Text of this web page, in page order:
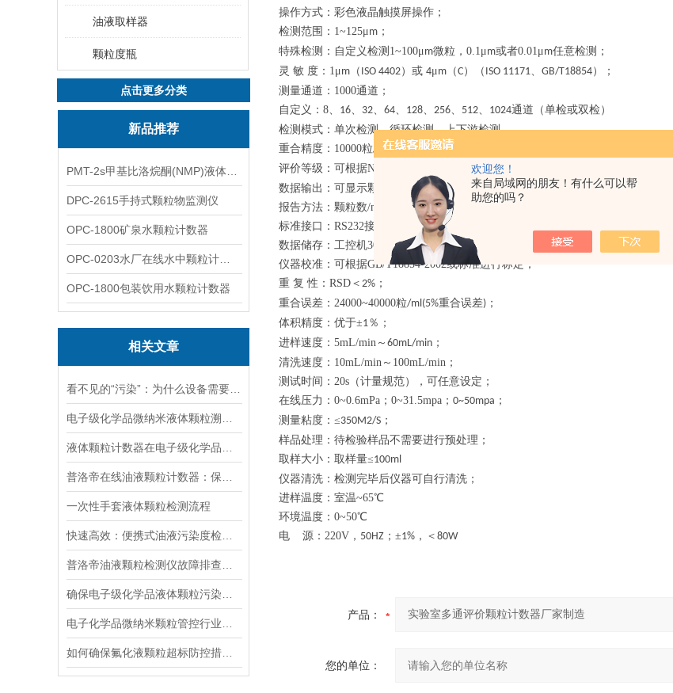
欢迎您！
来自局域网的朋友！有什么可以帮
助您的吗？
油液取样器
颗粒度瓶
点击更多分类
新品推荐
DPC-2615手持式颗粒物监测仪
OPC-1800矿泉水颗粒计数器
OPC-1800包装饮用水颗粒计数器
相关文章
一次性手套液体颗粒检测流程
操作方式：彩色液晶触摸屏操作；
检测范围： 1~125μm ；
特殊检测：自定义检测 1~100μm微粒， 0.1μm或者0.01μm任意检测；
灵 敏 度： 1μm （ ISO 4402）或 4μm （C）（ ISO 11171、 GB/T18854）；
测量通道： 1000通道；
自定义： 8、 16、 32、 64、 128、 256、 512、 1024通道（单检或双检）
检测模式：单次检测、循环检测、上下游检测
重合精度： 10000粒/mL（5%重合误差）；
评价等级：可根据NAS1638
等直接评定油液污染等级；
数据输出：可显示颗粒物大小、数量、曲线和分布等，内置打印机，可打印输出；
报告方法：颗粒数/ml
及污染度等级；
标准接口： RS232接口可接计算机；
数据储存：工控机3000 0个测试数据或PC机储存无限制；
仪器校准：可根据GB/T18854-2002或标准进行标定；
重 复 性： RSD ＜ 2% ；
重合误差： 24000~40000粒/ml(5%重合误差) ；
体积精度：优于±1％；
进样速度： 5mL/min ～ 60mL/min ；
清洗速度： 10mL/min ～ 100mL/min ；
测试时间： 20s （计量规范），可任意设定；
在线压力： 0~0.6mPa ； 0~31.5mpa ； 0~50mpa ；
测量粘度： ≤350M2/S ；
样品处理：待检验样品不需要进行预处理；
取样大小：取样量≤100ml
仪器清洗：检测完毕后仪器可自行清洗；
进样温度：室温~65℃
环境温度： 0~50℃
电
源： 220V ， 50HZ ；±1% ，＜ 80W
产品：
您的单位：